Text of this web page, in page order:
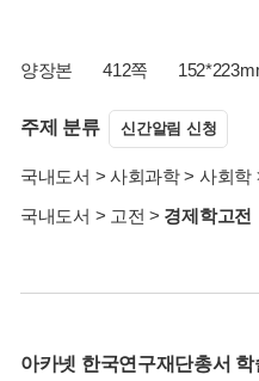
양장본 412쪽
주제 분류 신간알림 신청
국내도서 > 사회과학> 사회학
국내도서 > 고전 > 경제학고전
아카넷 한국연구재단총서 학